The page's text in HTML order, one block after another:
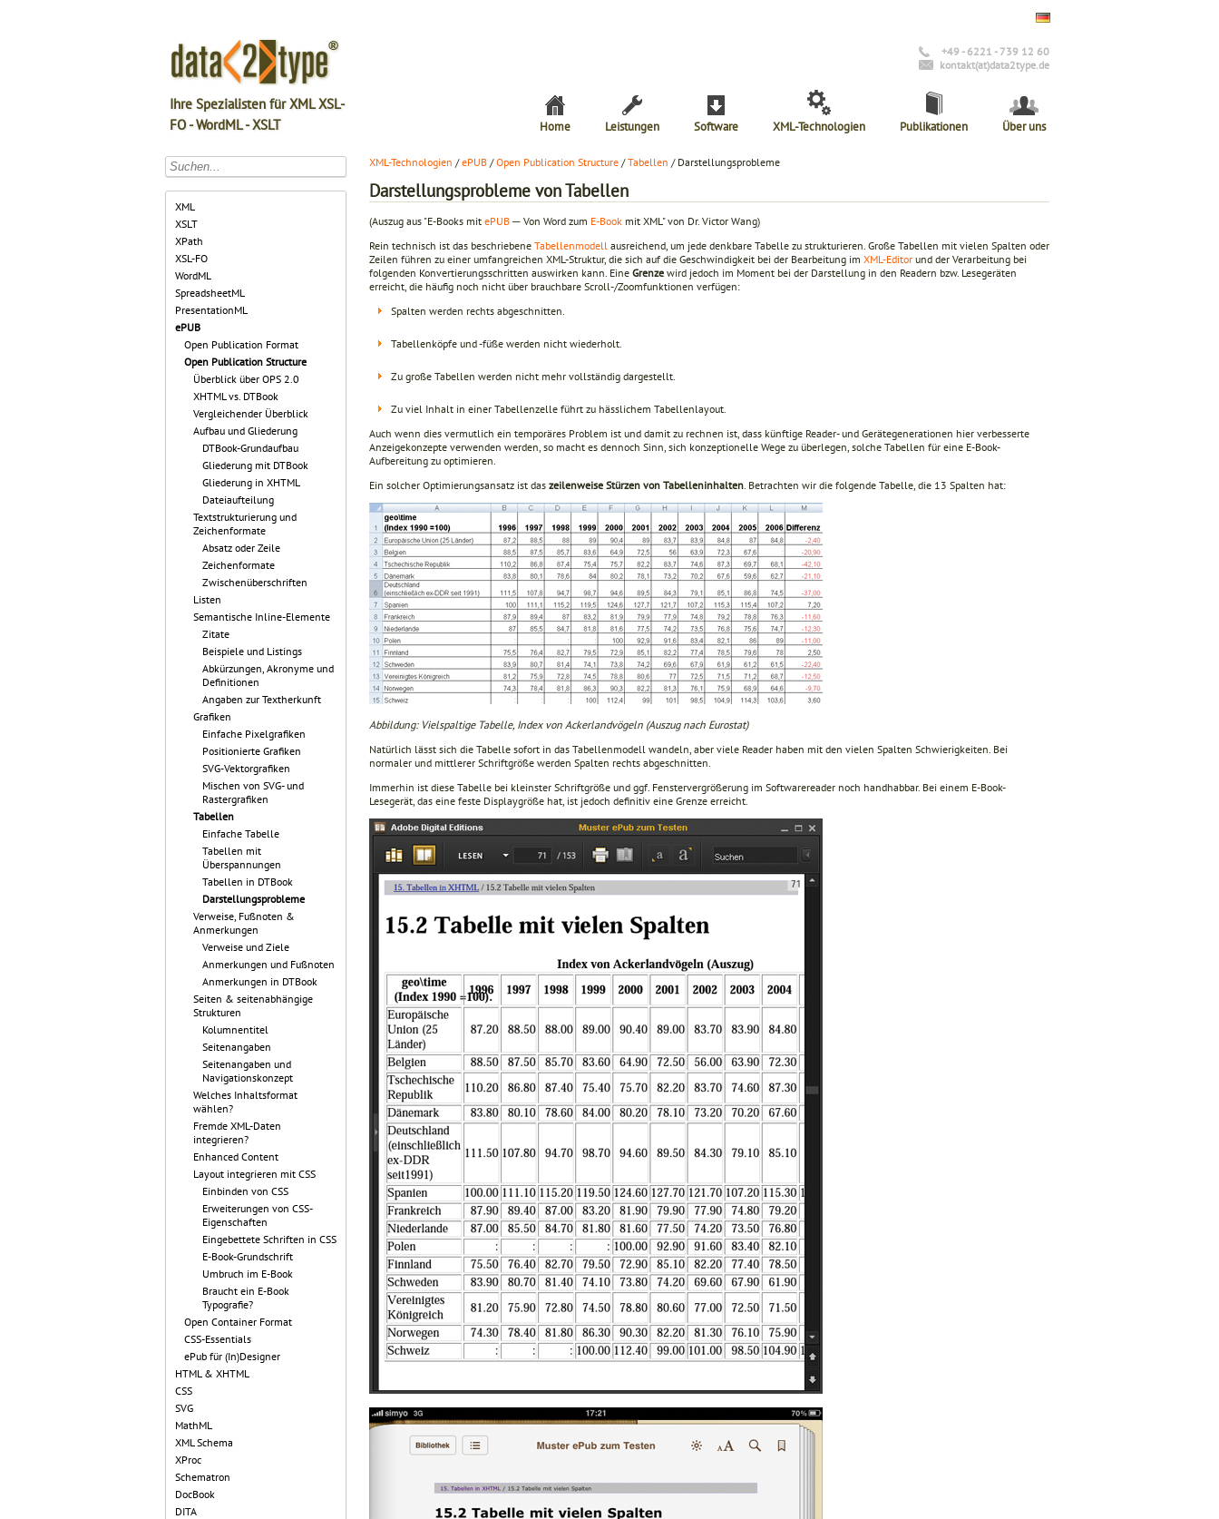
Ihre Spezialisten für XML XSL-
FO - WordML - XSLT
+49 - 6221 - 739 12 60
kontakt(at)data2type.de
Home Leistungen Software XML-Technologien Publikationen Über uns
XML
XSLT
XPath
XSL-FO
WordML
SpreadsheetML
PresentationML
ePUB
Open Publication Format
Open Publication Structure
Überblick über OPS 2.0
XHTML vs. DTBook
Vergleichender Überblick
Aufbau und Gliederung
DTBook-Grundaufbau
Gliederung mit DTBook
Gliederung in XHTML
Dateiaufteilung
Textstrukturierung und
Zeichenformate
Absatz oder Zeile
Zeichenformate
Zwischenüberschriften
Listen
Semantische Inline-Elemente
Zitate
Beispiele und Listings
Abkürzungen, Akronyme und
Definitionen
Angaben zur Textherkunft
Grafiken
Einfache Pixelgrafiken
Positionierte Grafiken
SVG-Vektorgrafiken
Mischen von SVG- und
Rastergrafiken
Tabellen
Einfache Tabelle
Tabellen mit
Überspannungen
Tabellen in DTBook
Darstellungsprobleme
Verweise, Fußnoten &
Anmerkungen
Verweise und Ziele
Anmerkungen und Fußnoten
Anmerkungen in DTBook
Seiten & seitenabhängige
Strukturen
Kolumnentitel
Seitenangaben
Seitenangaben und
Navigationskonzept
Welches Inhaltsformat
wählen?
Fremde XML-Daten
integrieren?
Enhanced Content
Layout integrieren mit CSS
Einbinden von CSS
Erweiterungen von CSS-
Eigenschaften
Eingebettete Schriften in CSS
E-Book-Grundschrift
Umbruch im E-Book
Braucht ein E-Book
Typografie?
Open Container Format
CSS-Essentials
ePub für (In)Designer
HTML & XHTML
CSS
SVG
MathML
XML Schema
XProc
Schematron
DocBook
DITA
XML-Technologien /ePUB /Open Publication Structure /Tabellen / Darstellungsprobleme
Darstellungsprobleme von Tabellen
(Auszug aus "E-Books mit ePUB ─ Von Word zum E-Book mit XML" von Dr. Victor Wang)
Rein technisch ist das beschriebene Tabellenmodell ausreichend, um jede denkbare Tabelle zu strukturieren. Große Tabellen mit vielen Spalten oder
Zeilen führen zu einer umfangreichen XML-Struktur, die sich auf die Geschwindigkeit bei der Bearbeitung im XML-Editor und der Verarbeitung bei
folgenden Konvertierungsschritten auswirken kann. Eine Grenze wird jedoch im Moment bei der Darstellung in den Readern bzw. Lesegeräten
erreicht, die häufig noch nicht über brauchbare Scroll-/Zoomfunktionen verfügen:
Spalten werden rechts abgeschnitten.
Tabellenköpfe und -füße werden nicht wiederholt.
Zu große Tabellen werden nicht mehr vollständig dargestellt.
Zu viel Inhalt in einer Tabellenzelle führt zu hässlichem Tabellenlayout.
Auch wenn dies vermutlich ein temporäres Problem ist und damit zu rechnen ist, dass künftige Reader- und Gerätegenerationen hier verbesserte
Anzeigekonzepte verwenden werden, so macht es dennoch Sinn, sich konzeptionelle Wege zu überlegen, solche Tabellen für eine E-Book-
Aufbereitung zu optimieren.
Ein solcher Optimierungsansatz ist das zeilenweise Stürzen von Tabelleninhalten . Betrachten wir die folgende Tabelle, die 13 Spalten hat:
Abbildung: Vielspaltige Tabelle, Index von Ackerlandvögeln (Auszug nach Eurostat)
Natürlich lässt sich die Tabelle sofort in das Tabellenmodell wandeln, aber viele Reader haben mit den vielen Spalten Schwierigkeiten. Bei
normaler und mittlerer Schriftgröße werden Spalten rechts abgeschnitten.
Immerhin ist diese Tabelle bei kleinster Schriftgröße und ggf. Fenstervergrößerung im Softwarereader noch handhabbar. Bei einem E-Book-
Lesegerät, das eine feste Displaygröße hat, ist jedoch definitiv eine Grenze erreicht.